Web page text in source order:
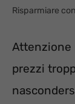
Risparmiare
Attenzione
prezzi